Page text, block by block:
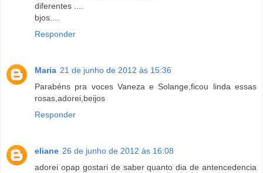
diferentes ....
bjos....
Responder
Maria 21 de junho de 2012 às 15:36
Parabéns pra voces Vaneza e Solange,ficou linda essas
rosas,adorei,beijos
Responder
eliane 26 de junho de 2012 às 16:08
adorei opap gostari de saber quanto dia de antencedencia